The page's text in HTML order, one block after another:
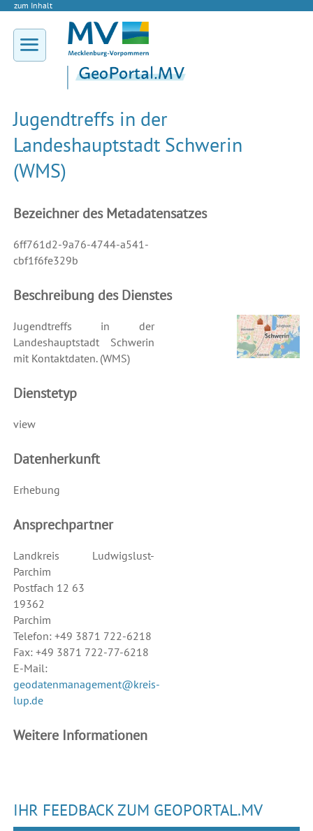
zum Inhalt
Jugendtreffs in der
Landeshauptstadt Schwerin
(WMS)
Bezeichner des Metadatensatzes
6ff761d2-9a76-4744-a541-
cbf1f6fe329b
Beschreibung des Dienstes
Jugendtreffs in der
Landeshauptstadt Schwerin
mit Kontaktdaten. (WMS)
Dienstetyp
view
Datenherkunft
Erhebung
Ansprechpartner
Landkreis Ludwigslust-
Parchim
Postfach 12 63
19362
Parchim
Telefon: +49 3871 722-6218
Fax: +49 3871 722-77-6218
E-Mail:
geodatenmanagement@kreis-
lup.de
Weitere Informationen
IHR FEEDBACK ZUM GEOPORTAL.MV